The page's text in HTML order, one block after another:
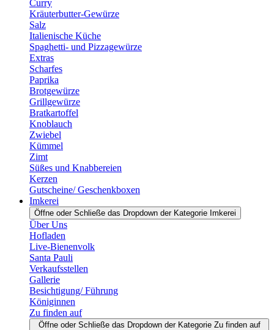
Curry
Kräuterbutter-Gewürze
Salz
Italienische Küche
Spaghetti- und Pizzagewürze
Extras
Scharfes
Paprika
Brotgewürze
Grillgewürze
Bratkartoffel
Knoblauch
Zwiebel
Kümmel
Zimt
Süßes und Knabbereien
Kerzen
Gutscheine/ Geschenkboxen
Imkerei
Öffne oder Schließe das Dropdown der Kategorie Imkerei
Über Uns
Hofladen
Live-Bienenvolk
Santa Pauli
Verkaufsstellen
Gallerie
Besichtigung/ Führung
Königinnen
Zu finden auf
Öffne oder Schließe das Dropdown der Kategorie Zu finden auf